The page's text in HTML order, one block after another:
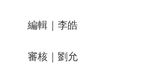
編輯｜李皓
審核｜劉允